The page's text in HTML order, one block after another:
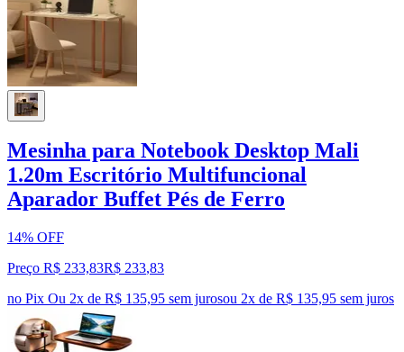
Mesinha para Notebook Desktop Mali
1.20m Escritório Multifuncional
Aparador Buffet Pés de Ferro
14% OFF
Preço R$ 233,83R$ 233,83
no Pix Ou 2x de R$ 135,95 sem jurosou 2x de R$ 135,95 sem juros